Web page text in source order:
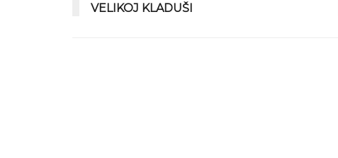
VELIKOJ KLADUŠI